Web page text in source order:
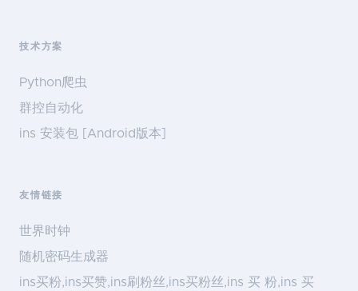
技术方案
Python爬虫
群控自动化
ins 安装包 [Android版本]
友情链接
世界时钟
随机密码生成器
ins买粉,ins买赞,ins刷粉丝,ins买粉丝,ins 买 粉,ins 买